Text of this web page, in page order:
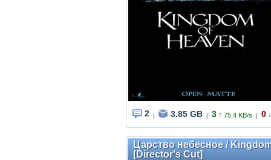
2 3.85 GB 3 ↑ 75.4 KB/s 0 ↓
Царство небесное /
[Director's Cut]